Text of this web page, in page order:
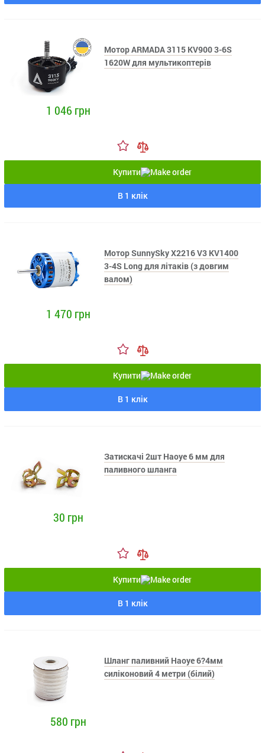
Мотор ARMADA 3115 KV900 3-6S
1620W для мультикоптерів
1 046 грн
Купити
В 1 клік
Мотор SunnySky X2216 V3 KV1400
3-4S Long для літаків (з довгим
валом)
1 470 грн
Купити
В 1 клік
Затискачі 2шт Haoye 6 мм для
паливного шланга
30 грн
Купити
В 1 клік
Шланг паливний Haoye 6?4мм
силіконовий 4 метри (білий)
580 грн